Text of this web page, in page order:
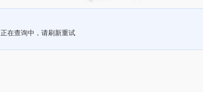
正在查询中，请刷新重试